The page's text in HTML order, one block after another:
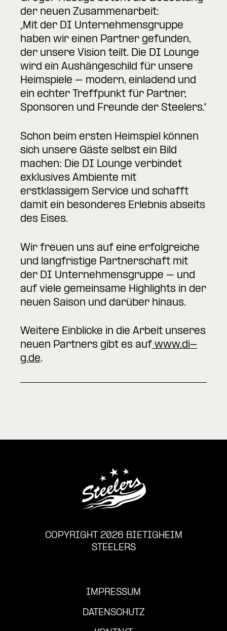
der neuen Zusammenarbeit:
„Mit der DI Unternehmensgruppe
haben wir einen Partner gefunden,
der unsere Vision teilt. Die DI Lounge
wird ein Aushängeschild für unsere
Heimspiele – modern, einladend und
ein echter Treffpunkt für Partner,
Sponsoren und Freunde der Steelers.“
Schon beim ersten Heimspiel können
sich unsere Gäste selbst ein Bild
machen: Die DI Lounge verbindet
exklusives Ambiente mit
erstklassigem Service und schafft
damit ein besonderes Erlebnis abseits
des Eises.
Wir freuen uns auf eine erfolgreiche
und langfristige Partnerschaft mit
der DI Unternehmensgruppe – und
auf viele gemeinsame Highlights in der
neuen Saison und darüber hinaus.
Weitere Einblicke in die Arbeit unseres
neuen Partners gibt es auf www.di-
g.de.
COPYRIGHT 2026 BIETIGHEIM
STEELERS
IMPRESSUM
DATENSCHUTZ